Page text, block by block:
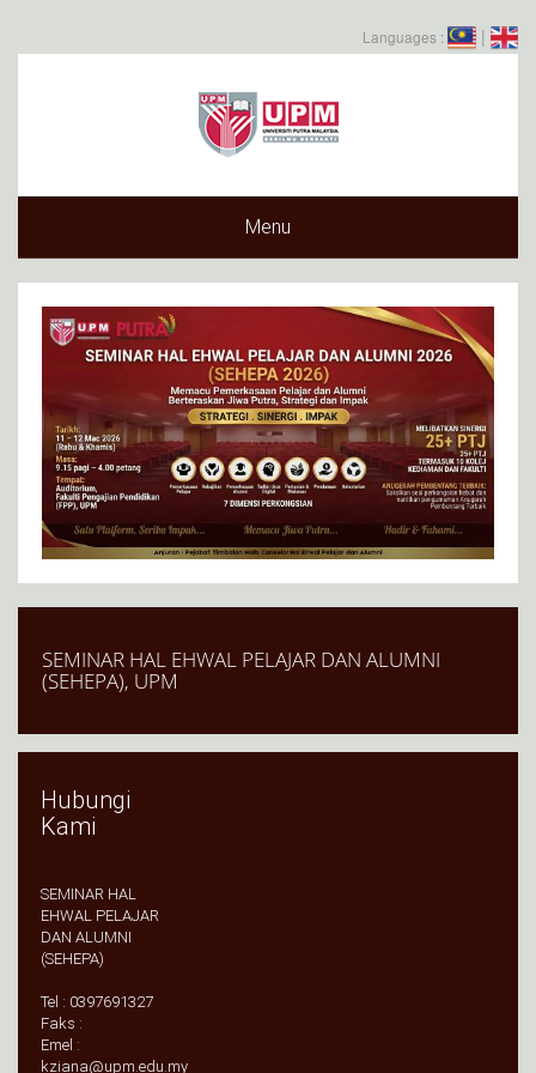
Languages : |
Menu
SEMINAR HAL EHWAL PELAJAR DAN ALUMNI
(SEHEPA), UPM
Hubungi
Kami
SEMINAR HAL
EHWAL PELAJAR
DAN ALUMNI
(SEHEPA)
Tel : 0397691327
Faks :
Emel :
kziana@upm.edu.my